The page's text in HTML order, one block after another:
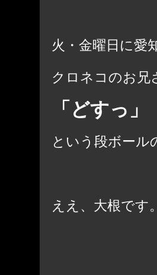
火・金曜日に愛
クロネコのお兄
「どすっ」
という段ボール
ええ、大根です